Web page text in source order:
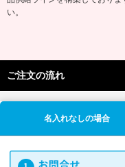
い。
ご注文の流れ
名入れなしの場合